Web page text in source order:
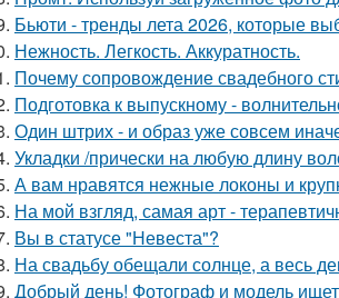
Бьюти - тренды лета 2026, которые
Нежность. Легкость. Аккуратность.
Почему сопровождение свадебного
Подготовка к выпускному -
Один штрих - и образ уже совсем
Укладки /прически на любую длину
А вам нравятся нежные локоны и
На мой взгляд, самая арт -
Вы в статусе "Невеста"?
На свадьбу обещали солнце, а весь
Добрый день! Фотограф и модель